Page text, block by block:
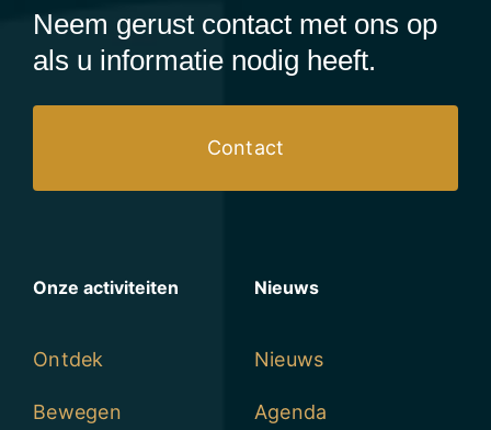
Neem gerust contact met ons op
als u informatie nodig heeft.
Contact
Onze activiteiten
Ontdek
Bewegen
Nieuws
Nieuws
Agenda